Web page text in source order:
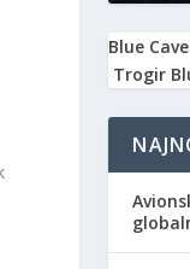
Blue
Trogir